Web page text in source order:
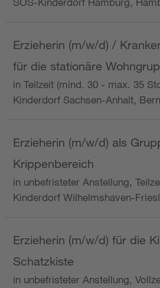
Erzieherin (m/w/d) /
für die stationäre
in Teilzeit (mind. 30 - max. 35
Kinderdorf Sachsen-Anhalt,
Erzieherin (m/w/d) als
Krippenbereich
in unbefristeter Anstellung,
Kinderdorf Wilhelmshaven-
Erzieherin (m/w/d) für die
Schatzkiste
in unbefristeter Anstellung,